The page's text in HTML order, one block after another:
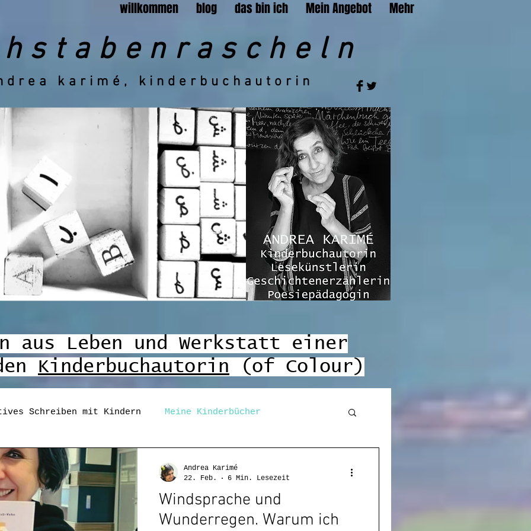
willkommen blog das bin ich Mein Angebot Mehr
karimé, kinderbuchautorin
aus Leben und Werkstatt einer
Kinderbuchautorin (of Colour)
Schreiben mit Kindern Meine Kinderbücher
Montagsgedichte
adultismus Diversity in der Kinderliteratur
Windsprache und
Wunderregen. Warum ich
Andrea Karimé
22. Feb.
6 Min. Lesezeit